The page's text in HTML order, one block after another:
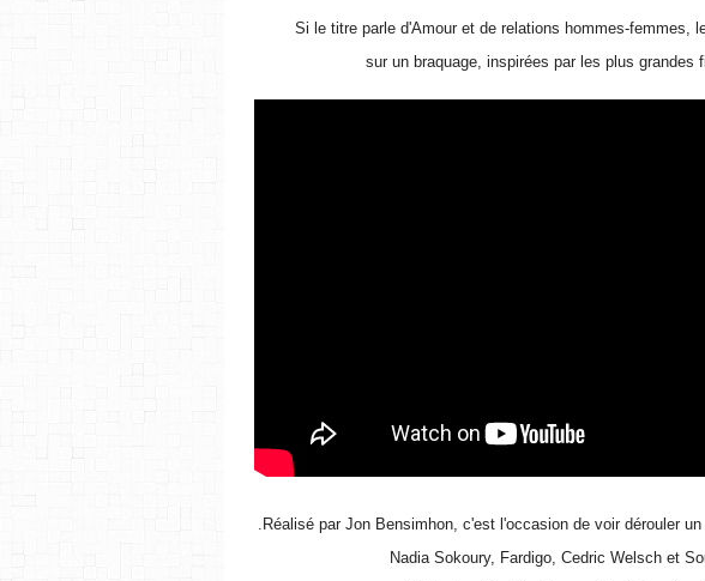
Si le titre parle d'Amour et de relations hommes-femmes,
sur un braquage, inspirées par les plus grandes
. Réalisé par Jon Bensimhon, c'est l'occasion de voir dérouler
Nadia Sokoury, Fardigo, Cedric Welsch et